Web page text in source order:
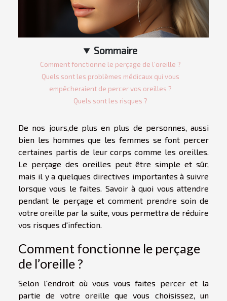
Sommaire
Comment fonctionne le perçage de l’oreille ?
Quels sont les problèmes médicaux qui vous
empêcheraient de percer vos oreilles ?
Quels sont les risques ?
De nos jours,de plus en plus de personnes, aussi
bien les hommes que les femmes se font percer
certaines partis de leur corps comme les oreilles.
Le perçage des oreilles peut être simple et sûr,
mais il y a quelques directives importantes à suivre
lorsque vous le faites. Savoir à quoi vous attendre
pendant le perçage et comment prendre soin de
votre oreille par la suite, vous permettra de réduire
vos risques d'infection.
Comment fonctionne le perçage
de l’oreille ?
Selon l'endroit où vous vous faites percer et la
partie de votre oreille que vous choisissez, un